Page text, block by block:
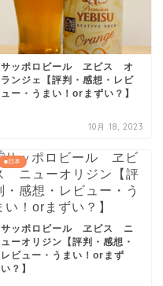
サッポロビール ヱビス オ
ランジェ【評判・感想・レビ
ュー・うまい！orまずい？】
10月 18, 2023
■日本
サッポロビール ヱビス ニ
ューオリジン【評判・感想・
レビュー・うまい！orまず
い？】